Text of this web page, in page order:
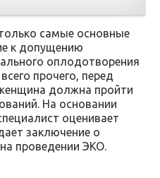
самые основные
к допущению
оплодотворения
прочего, перед
должна пройти
На основании
оценивает
заключение о
проведении ЭКО.